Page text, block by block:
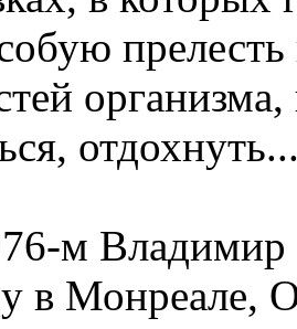
организма,
м
в Монреале,